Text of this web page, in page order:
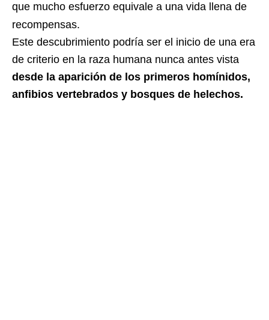
que mucho esfuerzo equivale a una vida llena de
recompensas.
Este descubrimiento podría ser el inicio de una era
de criterio en la raza humana nunca antes vista
desde la aparición de los primeros homínidos,
anfibios vertebrados y bosques de helechos.